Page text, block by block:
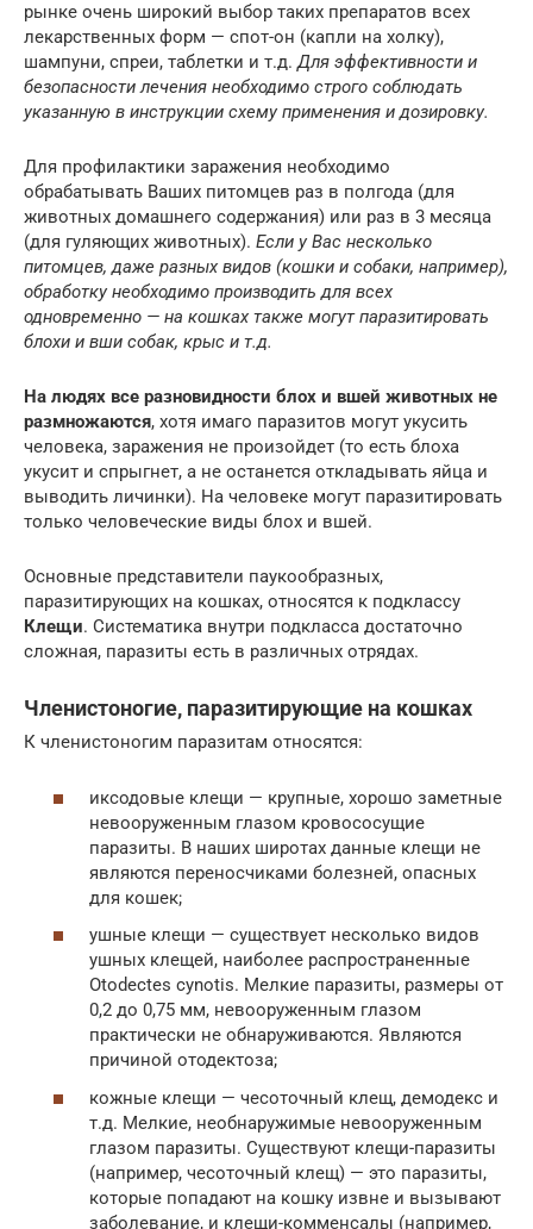
рынке очень широкий выбор таких препаратов всех
лекарственных форм — спот-он (капли на холку),
шампуни, спреи, таблетки и т.д.Для эффективности и
безопасности лечения необходимо строго соблюдать
указанную в инструкции схему применения и дозировку.
Для профилактики заражения необходимо
обрабатывать Ваших питомцев раз в полгода (для
животных домашнего содержания) или раз в 3 месяца
(для гуляющих животных). Если у Вас несколько
питомцев, даже разных видов (кошки и собаки, например),
обработку необходимо производить для всех
одновременно — на кошках также могут паразитировать
блохи и вши собак, крыс и т.д.
На людях все разновидности блох и вшей животных не
размножаются, хотя имаго паразитов могут укусить
человека, заражения не произойдет (то есть блоха
укусит и спрыгнет, а не останется откладывать яйца и
выводить личинки). На человеке могут паразитировать
только человеческие виды блох и вшей.
Основные представители паукообразных,
паразитирующих на кошках, относятся к подклассу
Клещи. Систематика внутри подкласса достаточно
сложная, паразиты есть в различных отрядах.
Членистоногие, паразитирующие на кошках
К членистоногим паразитам относятся:
иксодовые клещи — крупные, хорошо заметные
невооруженным глазом кровососущие
паразиты. В наших широтах данные клещи не
являются переносчиками болезней, опасных
для кошек;
ушные клещи — существует несколько видов
ушных клещей, наиболее распространенные
Otodectes cynotis. Мелкие паразиты, размеры от
0,2 до 0,75 мм, невооруженным глазом
практически не обнаруживаются. Являются
причиной отодектоза;
кожные клещи — чесоточный клещ, демодекс и
т.д. Мелкие, необнаружимые невооруженным
глазом паразиты. Существуют клещи-паразиты
(например, чесоточный клещ) — это паразиты,
которые попадают на кошку извне и вызывают
заболевание, и клещи-комменсалы (например,